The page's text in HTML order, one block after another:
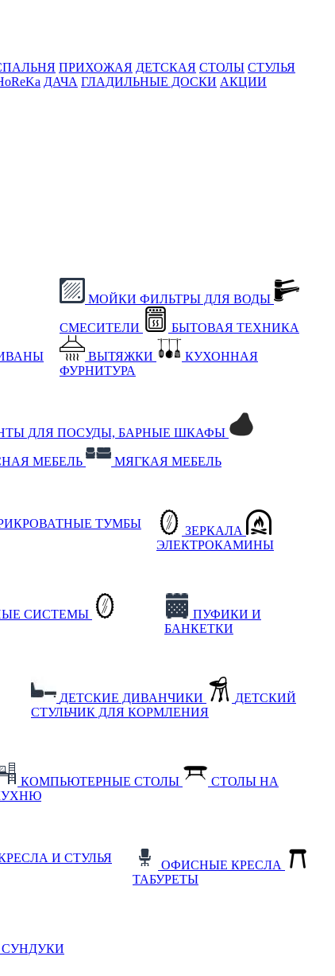
ПРИХОЖАЯ ДЕТСКАЯ СТОЛЫ СТУЛЬЯ
ДАЧА ГЛАДИЛЬНЫЕ ДОСКИ АКЦИИ
МОЙКИ ФИЛЬТРЫ ДЛЯ ВОДЫ
СМЕСИТЕЛИ БЫТОВАЯ ТЕХНИКА
ВЫТЯЖКИ
КУХОННАЯ
ФУРНИТУРА
ДЛЯ ПОСУДЫ, БАРНЫЕ ШКАФЫ
МЕБЕЛЬ МЯГКАЯ МЕБЕЛЬ
ТУМБЫ
ЗЕРКАЛА
ЭЛЕКТРОКАМИНЫ
СИСТЕМЫ
ПУФИКИ И
БАНКЕТКИ
ДЕТСКИЕ ДИВАНЧИКИ
ДЕТСКИЙ
СТУЛЬЧИК ДЛЯ КОРМЛЕНИЯ
КОМПЬЮТЕРНЫЕ СТОЛЫ
СТОЛЫ НА
И СТУЛЬЯ
ОФИСНЫЕ КРЕСЛА
ТАБУРЕТЫ
СУНДУКИ